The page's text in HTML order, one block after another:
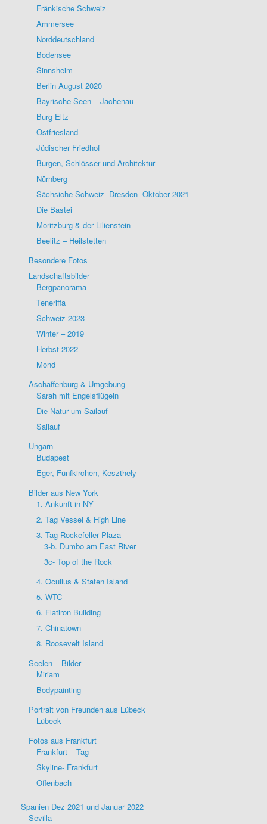
Fränkische Schweiz
Ammersee
Norddeutschland
Bodensee
Sinnsheim
Berlin August 2020
Bayrische Seen – Jachenau
Burg Eltz
Ostfriesland
Jüdischer Friedhof
Burgen, Schlösser und Architektur
Nürnberg
Sächsiche Schweiz- Dresden- Oktober 2021
Die Bastei
Moritzburg & der Lilienstein
Beelitz – Heilstetten
Besondere Fotos
Landschaftsbilder
Bergpanorama
Teneriffa
Schweiz 2023
Winter – 2019
Herbst 2022
Mond
Aschaffenburg & Umgebung
Sarah mit Engelsflügeln
Die Natur um Sailauf
Sailauf
Ungarn
Budapest
Eger, Fünfkirchen, Keszthely
Bilder aus New York
1. Ankunft in NY
2. Tag Vessel & High Line
3. Tag Rockefeller Plaza
3-b. Dumbo am East River
3c- Top of the Rock
4. Ocullus & Staten Island
5. WTC
6. Flatiron Building
7. Chinatown
8. Roosevelt Island
Seelen – Bilder
Miriam
Bodypainting
Portrait von Freunden aus Lübeck
Lübeck
Fotos aus Frankfurt
Frankfurt – Tag
Skyline- Frankfurt
Offenbach
Spanien Dez 2021 und Januar 2022
Sevilla